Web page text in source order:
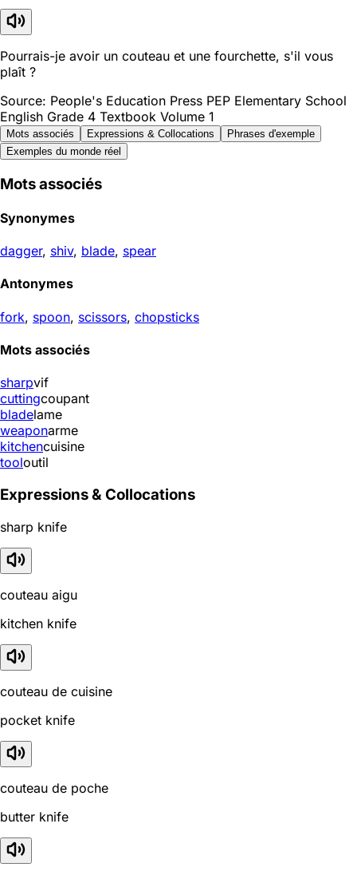
Pourrais-je avoir un couteau et une fourchette, s'il vous
plaît ?
Source: People's Education Press PEP Elementary School
English Grade 4 Textbook Volume 1
Mots associés Expressions & Collocations
Phrases d'exemple
Exemples du monde réel
Mots associés
Synonymes
dagger, shiv, blade, spear
Antonymes
fork, spoon, scissors, chopsticks
Mots associés
sharpvif
cuttingcoupant
bladelame
weaponarme
kitchencuisine
tooloutil
Expressions & Collocations
sharp knife
couteau aigu
kitchen knife
couteau de cuisine
pocket knife
couteau de poche
butter knife